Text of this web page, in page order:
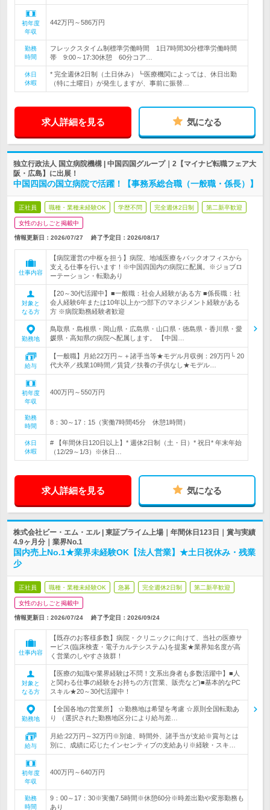
初年度
年収
442万円～586万円
勤務
時間
フレックスタイム制標準労働時間 1日7時間30分標準労働時間
帯 9:00～17:30休憩 60分コア…
休日
休暇
* 完全週休2日制（土日休み）┗医療機関によっては、休日出勤
（特に土曜日）が発生しますが、事前に振替…
求人詳細を見る 気になる
独立行政法人 国立病院機構 | 中国四国グループ｜2【マイナビ転職フェア大
阪・広島】に出展！
中国四国の国立病院で活躍！【事務系総合職（一般職・係長）】
正社員 職種・業種未経験OK 学歴不問 完全週休2日制 第二新卒歓迎
女性のおしごと掲載中
情報更新日：2026/07/27 終了予定日： 2026/08/17
仕事内容
【病院運営の中枢を担う】病院、地域医療をバックオフィスから
支える仕事を行います！※中国四国内の病院に配属。※ジョブロ
ーテーション・転勤あり
対象と
なる方
【20～30代活躍中】■一般職：社会人経験がある方 ■係長職：社
会人経験6年または10年以上かつ部下のマネジメント経験がある
方 ※病院勤務経験者歓迎
勤務地
鳥取県・島根県・岡山県・広島県・山口県・徳島県・香川県・愛
媛県・高知県の病院へ配属します。 【中国…
給与
【一般職】月給22万円～＋諸手当等★モデル月収例：29万円└ 20
代大卒／残業10時間／賃貸／扶養の子供なし★モデル…
初年度
年収
400万円～550万円
勤務
時間
8：30～17：15（実働7時間45分 休憩1時間）
休日
休暇
# 【年間休日120日以上】* 週休2日制（土・日）* 祝日* 年末年始
（12/29～1/3）※休日…
求人詳細を見る 気になる
株式会社ビー・エム・エル | 東証プライム上場｜年間休日123日｜賞与実績
4.9ヶ月分｜業界No.1
国内売上No.1★業界未経験OK【法人営業】★土日祝休み・残業
少
正社員 職種・業種未経験OK 急募 完全週休2日制 第二新卒歓迎
女性のおしごと掲載中
情報更新日：2026/07/24 終了予定日： 2026/09/24
仕事内容
【既存のお客様多数】病院・クリニックに向けて、当社の医療サ
ービス(臨床検査・電子カルテシステム)を提案★業界知名度が高
く営業のしやすさ抜群！
対象と
なる方
【医療の知識や業界経験は不問！文系出身者も多数活躍中】■人
と関わる仕事の経験をお持ちの方(営業、販売など)■基本的なPC
スキル★20～30代活躍中！
勤務地
【全国各地の営業所】 ☆勤務地は希望を考慮 ☆原則全国転勤あ
り （選択された勤務地区分により給与差…
給与
月給:22万円～32万円※別途、時間外、諸手当が支給※賞与とは
別に、成績に応じたインセンティブの支給あり※経験・スキ…
初年度
年収
400万円～640万円
勤務
時間
9：00～17：30※実働7.5時間※休憩60分※時差出勤や変形勤務も
あり